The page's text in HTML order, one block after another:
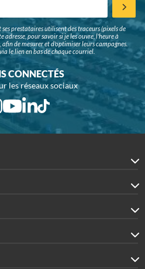
prestataires utilisent des traceurs (pixels de
adresse, pour savoir si je les ouvre, l'heure à
de mesurer et d'optimiser leurs campagnes.
le lien en bas de chaque courriel.
CONNECTÉS
les réseaux sociaux